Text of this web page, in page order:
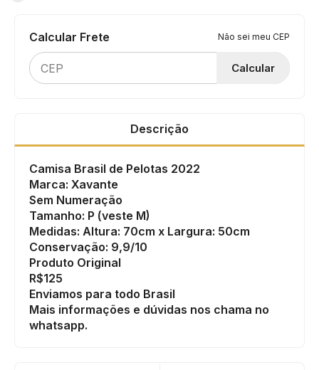
Calcular Frete Não sei meu CEP
Calcular
Descrição
Camisa Brasil de Pelotas 2022
Marca: Xavante
Sem Numeração
Tamanho: P (veste M)
Medidas: Altura: 70cm x Largura: 50cm
Conservação: 9,9/10
Produto Original
R$125
Enviamos para todo Brasil
Mais informações e dúvidas nos chama no
whatsapp.